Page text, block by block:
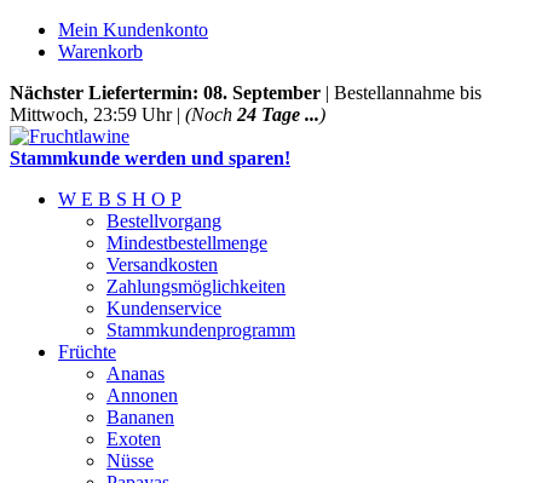
Mein Kundenkonto
Warenkorb
Nächster Liefertermin: 08. September | Bestellannahme bis
Mittwoch, 23:59 Uhr | (Noch 24 Tage ...)
Stammkunde werden und sparen!
W E B S H O P
Bestellvorgang
Mindestbestellmenge
Versandkosten
Zahlungsmöglichkeiten
Kundenservice
Stammkundenprogramm
Früchte
Ananas
Annonen
Bananen
Exoten
Nüsse